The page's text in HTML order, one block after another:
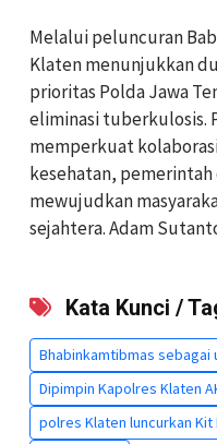
Melalui peluncuran
Klaten menunjukkan
prioritas Polda Jawa
eliminasi tuberkulosis.
memperkuat
kesehatan, pemerintah
mewujudkan
sejahtera. Adam
Kata Kunci /
Bhabinkamtibmas sebagai
Dipimpin Kapolres Klaten
polres Klaten luncurkan Kit